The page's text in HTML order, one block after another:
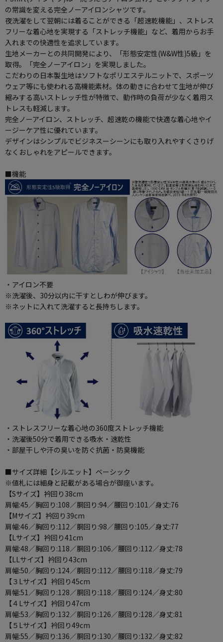
の常識を変える完全ノーアイロンシャツです。
夜洗濯をして翌朝には着ることができる「超速乾機能」、ストレス
フリーな着心地を実現する「ストレッチ機能」など、着用からお手
入れまでの快適性を追求しています。
生地メーカーとの共同開発により、「形態安定性(W&W性)5級」を
取得。「完全ノーアイロン」を実現しました。
こだわりの日本製生地はソフトなポリエステルニットで、スポーツ
ウェア等にも使われる高機能素材。体の動きに合わせて生地が伸び
縮みする高いストレッチ性が特徴で、動作時の負荷が少なく着用ス
トレスも軽減します。
完全ノーアイロン、ストレッチ、超速乾の機能で快適な着心地やイ
ージーケア性に優れています。
デザインはシンプルでビジネスーシーンにも取り入れやすくさりげ
なくおしゃれをアピールできます。
■機能
・アイロン不要
※洗濯後、30分以内に干すとしわが伸びます。
※ネットに入れて洗濯すると長持ちします。
・ストレスフリーな着心地の360度ストレッチ機能
・洗濯後50分で着用できる吸水・速乾性
・部屋干しや汗の臭いを防ぐ抗菌・防臭機能
■サイズ詳細【シルエット】ベーシック
※値札には細身と記載がある場合が御座います。
【Sサイズ】衿回り38cm
肩幅:45／胸回り:108／胴回り:94／腰回り:101／身丈:76
【Mサイズ】衿回り39cm
肩幅:46／胸回り:112／胴回り:98／腰回り:105／身丈:77
【Lサイズ】衿回り41cm
肩幅:48／胸回り:118／胴回り:106／腰回り:112／身丈:78
【LLサイズ】衿回り43cm
肩幅:50／胸回り:124／胴回り:112／腰回り:118／身丈:79
【３Lサイズ】衿回り45cm
肩幅:51／胸回り:128／胴回り:118／腰回り:124／身丈:80
【４Lサイズ】衿回り47cm
肩幅:53／胸回り:132／胴回り:126／腰回り:128／身丈:81
【５Lサイズ】衿回り49cm
肩幅:55／胸回り:136／胴回り:130／腰回り:132／身丈:82